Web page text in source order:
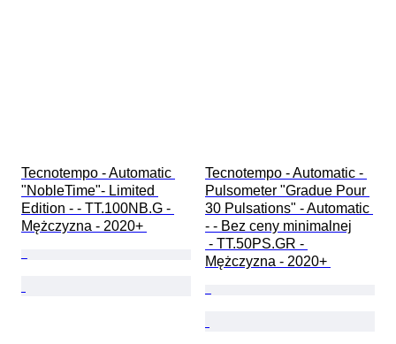
Tecnotempo - Automatic
"NobleTime"- Limited
Edition - - TT.100NB.G -
Mężczyzna - 2020+
Tecnotempo - Automatic -
Pulsometer "Gradue Pour
30 Pulsations" - Automatic
- - Bez ceny minimalnej
Mężczyzna - 2020+